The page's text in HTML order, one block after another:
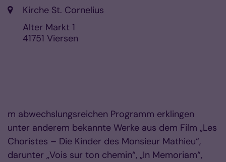
Ort: Kirche St. Cornelius
Alter Markt 1
41751 Viersen
m abwechslungsreichen Programm erklingen
unter anderem bekannte Werke aus dem Film „Les
Choristes – Die Kinder des Monsieur Mathieu“,
darunter „Vois sur ton chemin“, „In Memoriam“,